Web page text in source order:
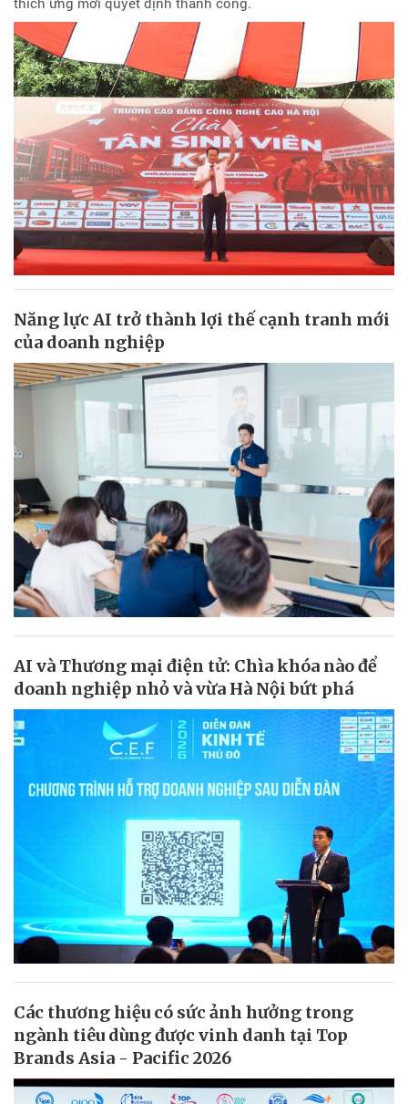
Năng lực AI trở thành lợi thế cạnh tranh mới
của doanh nghiệp
AI và Thương mại điện tử: Chìa khóa nào để
doanh nghiệp nhỏ và vừa Hà Nội bứt phá
Các thương hiệu có sức ảnh hưởng trong
ngành tiêu dùng được vinh danh tại Top
Brands Asia - Pacific 2026